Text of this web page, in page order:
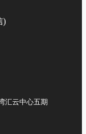
)
汇云中心五期